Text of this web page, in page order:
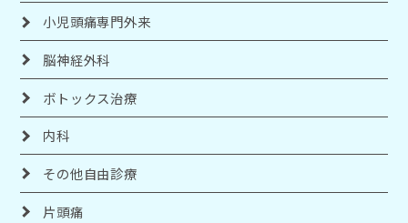
小児頭痛専門外来
脳神経外科
ボトックス治療
内科
その他自由診療
片頭痛